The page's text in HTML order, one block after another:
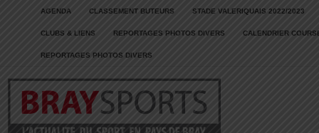
AGENDA CLASSEMENT BUTEURS STADE VALERIQUAIS 2022/2023
CLUBS & LIENS REPORTAGES PHOTOS DIVERS CALENDRIER
REPORTAGES PHOTOS DIVERS